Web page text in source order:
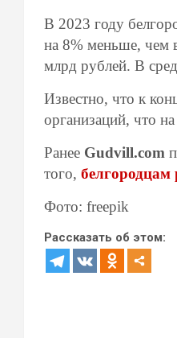
В 2023 году
на 8% меньше, чем
млрд рублей. В
Известно, что к
организаций, что
Ранее Gudvill.com
того, белгородцам
Фото: freepik
Рассказать об этом: